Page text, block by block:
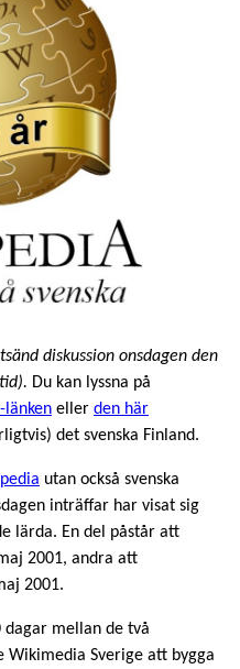
diskussion onsdagen den
Du kan lyssna på
länken eller den här
det svenska Finland.
utan också svenska
inträffar har visat sig
lärda. En del påstår att
2001, andra att
2001.
dagar mellan de två
Wikimedia Sverige att bygga